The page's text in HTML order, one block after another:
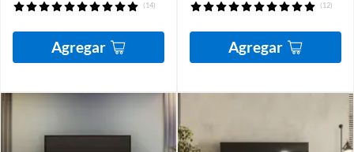
(14)
Agregar
(12)
Agregar